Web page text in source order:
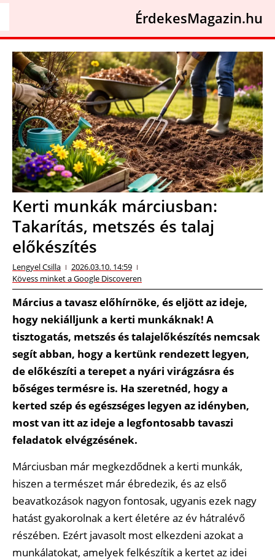
ÉrdekesMagazin.hu
Kerti munkák márciusban:
Takarítás, metszés és talaj
előkészítés
Lengyel Csilla
2026.03.10. 14:59
Kövess minket a Google Discoveren
Március a tavasz előhírnöke, és eljött az ideje,
hogy nekiálljunk a kerti munkáknak! A
tisztogatás, metszés és talajelőkészítés nemcsak
segít abban, hogy a kertünk rendezett legyen,
de előkészíti a terepet a nyári virágzásra és
bőséges termésre is. Ha szeretnéd, hogy a
kerted szép és egészséges legyen az idényben,
most van itt az ideje a legfontosabb tavaszi
feladatok elvégzésének.
Márciusban már megkezdődnek a kerti munkák,
hiszen a természet már ébredezik, és az első
beavatkozások nagyon fontosak, ugyanis ezek nagy
hatást gyakorolnak a kert életére az év hátralévő
részében. Ezért javasolt most elkezdeni azokat a
munkálatokat, amelyek felkészítik a kertet az idei